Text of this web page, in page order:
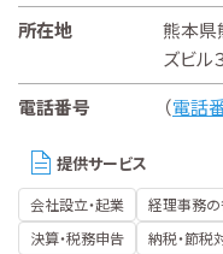
所在地
熊本県
ズビル
電話番号
（電話
提供サービス
会社設立・起業 経理事務の
決算・税務申告
納税・節税